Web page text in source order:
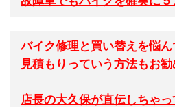
バイク修理と買い替えを悩
見積もりっていう方法もお勧
店長の大久保が直伝しちゃっ